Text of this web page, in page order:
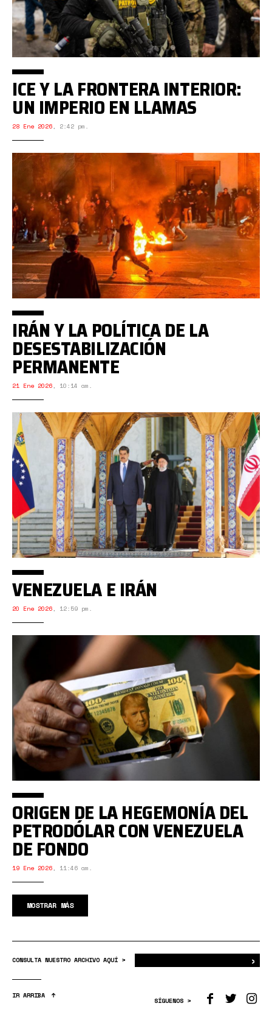
ICE Y LA FRONTERA INTERIOR:
UN IMPERIO EN LLAMAS
28 Ene 2026, 2:42 pm.
IRÁN Y LA POLÍTICA DE LA
DESESTABILIZACIÓN
PERMANENTE
21 Ene 2026, 10:14 am.
VENEZUELA E IRÁN
20 Ene 2026, 12:59 pm.
ORIGEN DE LA HEGEMONÍA DEL
PETRODÓLAR CON VENEZUELA
DE FONDO
19 Ene 2026, 11:46 am.
MOSTRAR MÁS
CONSULTA NUESTRO ARCHIVO AQUÍ > ›
IR ARRIBA
SÍGUENOS >